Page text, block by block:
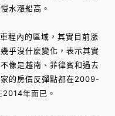
水漲船高。
內的區域，其實目前漲
乎沒什麼變化，表示其實
像是越南、菲律賓和過去
的房價反彈點都在2009-
年而已。